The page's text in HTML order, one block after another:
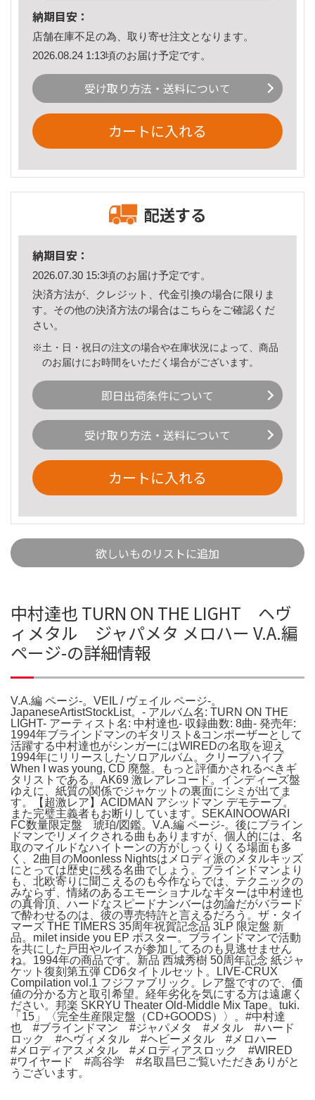
納期目安：
店舗在庫不足の為、取り寄せ注文となります。
2026.08.24 1:13頃のお届け予定です。
受け取り方法・送料について
カートに入れる
配送する
納期目安：
2026.07.30 15:3頃のお届け予定です。
決済方法が、クレジット、代金引換の場合に限りま
す。その他の決済方法の場合はこちら をご確認くだ
さい。
※土・日・祝日の注文の場合や在庫状況によって、商品
のお届けにお時間をいただく場合がございます。
即日出荷条件について
受け取り方法・送料について
カートに入れる
欲しいものリストに追加
中村達也 TURN ON THE LIGHT ヘヴ
ィメタル ジャパメタ メロハー V.A.編
ページ-の詳細情報
V.A.編 ページ-。VEIL / ヴェイル ページ-。
JapaneseArtistStockList。- アルバム名: TURN ON THE
LIGHT- アーティスト名: 中村達也- 収録曲数: 8曲- 発売年:
1994年ブラインドマンのギタリスト&コンポーザーとして
活躍する中村達也がシンガーにはWIREDの名取を迎え
1994年にリリースしたソロアルバム。クリープハイプ
When I was young, CD 廃盤。もっと評価かされるべきギ
タリストである。AK69 激レアレコード。インディーズ盤
ゆえに、紙質の関係でジャケットの裏面にシミが出てま
す。【超激レア】ACIDMAN アシッドマン デモテープ。
また完璧主義者もお断りしています。SEKAINOOWARI
FC数量限定盤 琥珀/図鑑。V.A.編 ページ-。後にブライン
ドマンでリメイクされる曲もありますが、個人的には、名
取のマイルドなハイトーンの方がしっくりくる場面も多
く、2曲目のMoonless Nightsはメロディ派のメタルキッズ
にとっては歴史に残る名曲でしょう。ブラインドマンより
も、北欧寄りに聞こえるのも今作ならでは、テクニックの
みならず、情緒のあるエモーショナルなギターは中村達也
の真骨頂、ハードなスピードナンバーは勿論だがバラード
で酔わせるのは、彼の専売特許と言えるだろう。ザ・タイ
マーズ THE TIMERS 35周年祝賀記念品 3LP 限定盤 新
品。milet inside you EP ポスター。ブラインドマンで活動
を共にした戸田やルイスが参加してるのも見逃せません
ね。1994年の商品です。新品 西城秀樹 50周年記念 紙ジャ
ケット復刻第五弾 CD6タイトルセット。LIVE-CRUX
Compilation vol.1 フジファブリック。レア盤ですので、価
値の分かる方と取引希望。経年劣化を気にする方は遠慮く
ださい。邦楽 SKRYU Theater Old-Middle Mix Tape。tuki.
「15」〈完全生産限定盤（CD+GOODS）〉。#中村達
也 #ブラインドマン #ジャパメタ #メタル #ハード
ロック #ヘヴィメタル #ヘビーメタル #メロハー
#メロディアスメタル #メロディアスロック #WIRED
#ワイヤード #高谷学 #名取昌巳ご覧いただきありがと
うございます。